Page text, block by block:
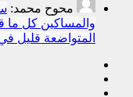
محوح محمد:
والمساكين كل
المتواضعة قليل